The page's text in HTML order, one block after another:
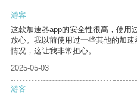
游客
这款加速器app的安全性很高，使用
放心。我以前使用过一些其他的加
情况，这让我非常担心。
2025-05-03
游客